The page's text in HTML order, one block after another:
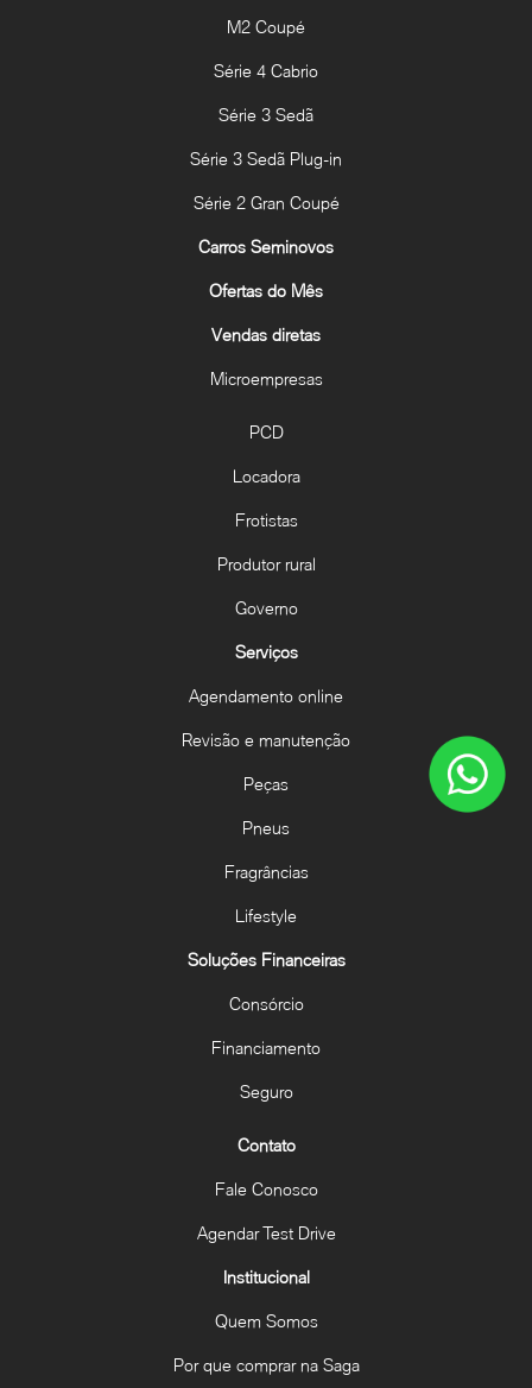
M2 Coupé
Série 4 Cabrio
Série 3 Sedã
Série 3 Sedã Plug-in
Série 2 Gran Coupé
Carros Seminovos
Ofertas do Mês
Vendas diretas
Microempresas
PCD
Locadora
Frotistas
Produtor rural
Governo
Serviços
Agendamento online
Revisão e manutenção
Peças
Pneus
Fragrâncias
Lifestyle
Soluções Financeiras
Consórcio
Financiamento
Seguro
Contato
Fale Conosco
Agendar Test Drive
Institucional
Quem Somos
Por que comprar na Saga